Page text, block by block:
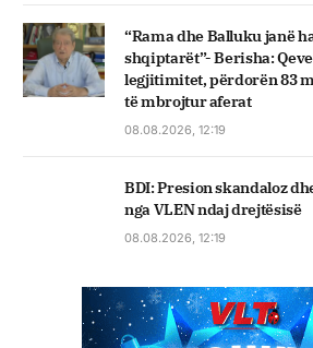
“Rama dhe Balluku janë
shqiptarët”- Berisha:
legjitimitet, përdorën 83
të mbrojtur aferat
08.08.2026, 12:19
BDI: Presion skandaloz
nga VLEN ndaj drejtësisë
08.08.2026, 12:19